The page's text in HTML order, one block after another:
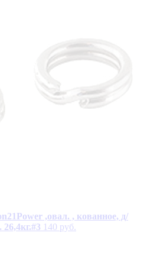
,овал. , кованное, д/
140 руб.